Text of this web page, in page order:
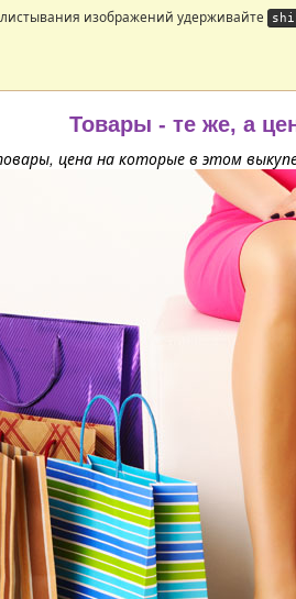
изображений удерживайте
Товары - те же, а
цена на которые в этом